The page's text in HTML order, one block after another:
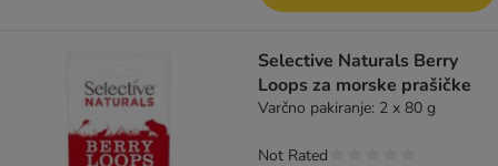
Selective Naturals Berry
Loops za morske prašičke
Varčno pakiranje: 2 x 80 g
Not Rated